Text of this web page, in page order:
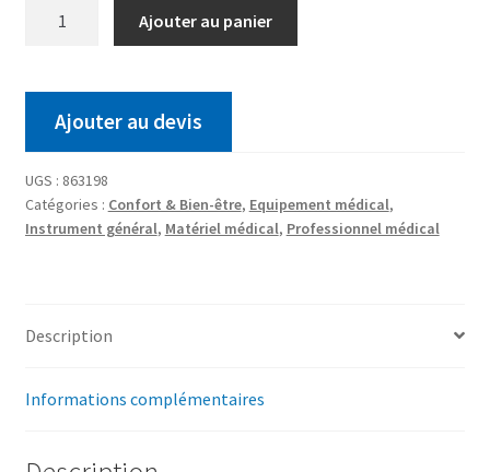
Ajouter au panier
Ajouter au devis
UGS : 863198
Catégories : Confort & Bien-être, Equipement médical,
Instrument général, Matériel médical, Professionnel médical
Description
Informations complémentaires